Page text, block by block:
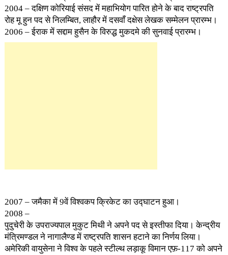
2004 – दक्षिण कोरियाई संसद में महाभियोग पारित होने के बाद राष्ट्रपति
रोह मू हुन पद से निलम्बित, लाहौर में दसवाँ दक्षेस लेखक सम्मेलन प्रारम्भ।
2006 – ईराक में सद्दाम हुसैन के विरुद्ध मुकदमे की सुनवाई प्रारम्भ।
2007 – जमैका में 9वें विश्वकप क्रिकेट का उद्घाटन हुआ।
2008 –
पुदुचेरी के उपराज्यपाल मुकुट मिथी ने अपने पद से इस्तीफा दिया। केन्द्रीय
मंत्रिमण्डल ने नागालैण्ड में राष्ट्रपति शासन हटाने का निर्णय लिया।
अमेरिकी वायुसेना ने विश्व के पहले स्टील्थ लड़ाकू विमान एफ़-117 को अपने